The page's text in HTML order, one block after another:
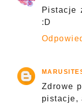
Pistacje
:D
Zdrowe
pistacje,